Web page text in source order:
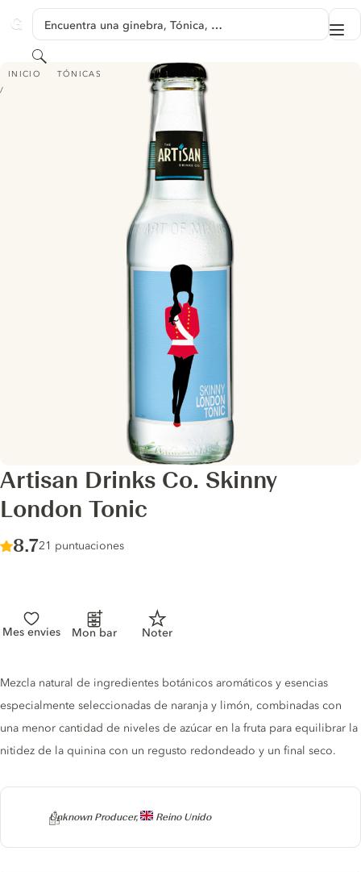
GINVENTORY
Encuentra una ginebra, Tónica, …
Buscar
INICIO TÓNICAS
ARTISAN DRINKS CO. SKINNY LONDON TONIC
Artisan Drinks Co. Skinny
London Tonic
Score :
8.7/ 10
21 puntuaciones
Mes envies Mon bar Noter
Producer
Unknown Producer, Reino Unido
Tonic description
Mezcla natural de ingredientes botánicos aromáticos y esencias
especialmente seleccionadas de naranja y limón, combinadas con
una menor cantidad de niveles de azúcar en la fruta para equilibrar la
nitidez de la quinina con un regusto redondeado y un final seco.